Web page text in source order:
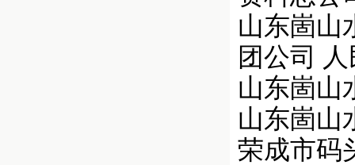
山东崮山
团公司
山东崮山
山东崮山
荣成市码